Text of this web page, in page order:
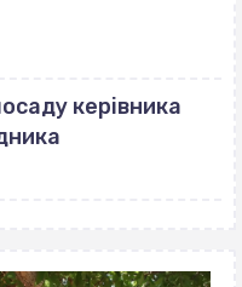
керівника